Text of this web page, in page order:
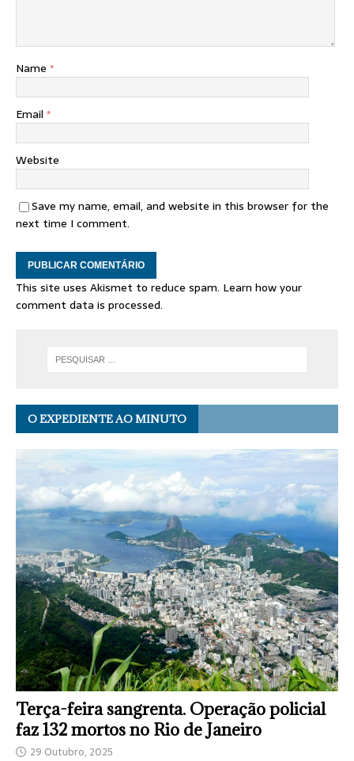
Name *
Email *
Website
Save my name, email, and website in this browser for the
next time I comment.
This site uses Akismet to reduce spam. Learn how your
comment data is processed.
O EXPEDIENTE AO MINUTO
Terça-feira sangrenta. Operação policial
faz 132 mortos no Rio de Janeiro
29 Outubro, 2025